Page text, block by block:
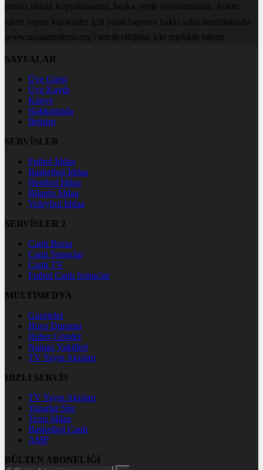
izinsiz olarak kopyalanamaz, başka yerde yayınlanamaz. Aykırı
işlem yapan kişi/kişiler için yasal başvuru hakkı saklı tutulmaktadır.
www.magazinsitesi.org'i tercih ettiğiniz için teşekkür ederiz.
SAYFALAR
Üye Girişi
Üye Kaydı
Künye
Hakkımızda
İletişim
SERVİSLER
Futbol İddaa
Basketbol İddaa
Hentbol İddaa
Bilardo İddaa
Voleybol İddaa
SERVİSLER 2
Canlı Borsa
Canlı Sonuçlar
Canlı TV
Futbol Canlı Sonuçlar
MULTİMEDYA
Gazeteler
Hava Durumu
Haber Gönder
Namaz Vakitleri
TV Yayın Akışları
HIZLI SERVİS
TV Yayın Akışları
Yazarlar Site
Tenis İddaa
Basketbol Canlı
AMP
BÜLTEN ABONELİĞİ